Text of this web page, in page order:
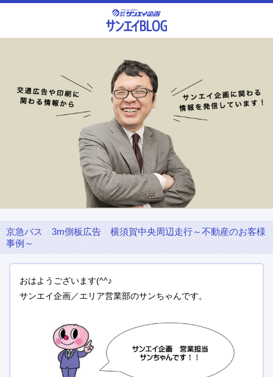
京急バス 3m側板広告 横須賀中央周辺走行～不動産のお客様
事例～
おはようございます(^^♪
サンエイ企画／エリア営業部のサンちゃんです。